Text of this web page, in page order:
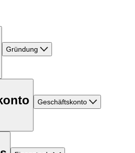
Gründung
Geschäftskonto